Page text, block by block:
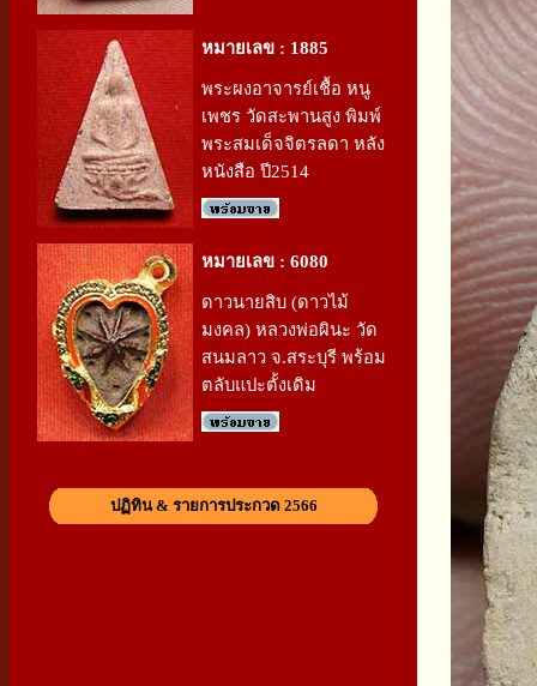
หมายเลข : 1885
พระผงอาจารย์เชื้อ หนู
เพชร วัดสะพานสูง พิมพ์
พระสมเด็จจิตรลดา หลัง
หนังสือ ปี2514
หมายเลข : 6080
ดาวนายสิบ (ดาวไม้
มงคล) หลวงพ่อผินะ วัด
สนมลาว จ.สระบุรี พร้อม
ตลับแปะตั้งเดิม
ปฏิทิน & รายการประกวด 2566